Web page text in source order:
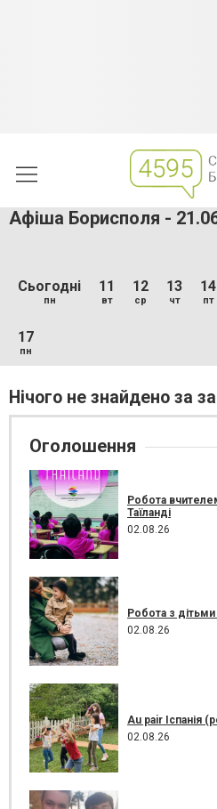
Афіша Борисполя -
Сьогодні
пн
11
вт
12
ср
13
чт
14
пт
17
пн
Нічого не знайдено за
Оголошення
Робота
Таїланді
02.08.26
Робота з дітьми
02.08.26
Au pair Іспанія
02.08.26